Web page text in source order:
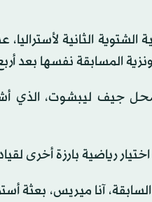
المسابقة نفسها بعد
(49 عاماً) محل جيف
رياضية بارزة أخرى